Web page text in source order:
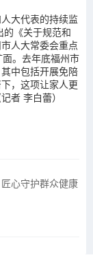
大代表的持续监
《关于规范和
人大常委会重点
。去年底福州市
中包括开展免陪
，这项让家人更
者 李白蕾）
心守护群众健康